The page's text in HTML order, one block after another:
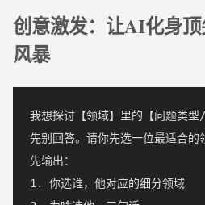
创意激发：让AI化身
风暴
我想探讨【领域】里的【问题类型/
先别回答。请你先选一位最适合
先输出：
1. 你选谁，他对应的细分领域